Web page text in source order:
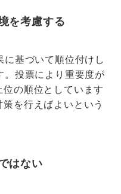
を考慮する
基づいて順位付けし
。投票により重要度が
の順位としています
を行えばよいという
はない